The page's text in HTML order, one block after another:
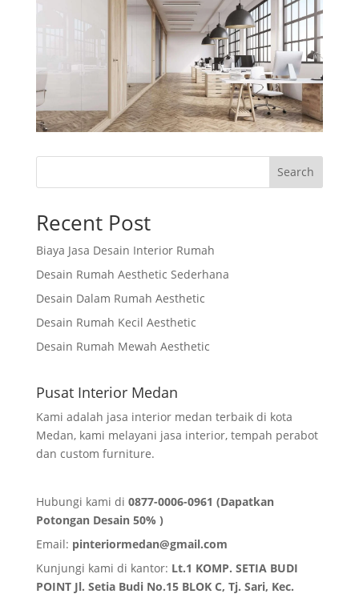
Search
Recent Post
Biaya Jasa Desain Interior Rumah
Desain Rumah Aesthetic Sederhana
Desain Dalam Rumah Aesthetic
Desain Rumah Kecil Aesthetic
Desain Rumah Mewah Aesthetic
Pusat Interior Medan
Kami adalah jasa interior medan terbaik di kota
Medan, kami melayani jasa interior, tempah perabot
dan custom furniture.
Hubungi kami di 0877-0006-0961 (Dapatkan
Potongan Desain 50% )
Email: pinteriormedan@gmail.com
Kunjungi kami di kantor: Lt.1 KOMP. SETIA BUDI
POINT Jl. Setia Budi No.15 BLOK C, Tj. Sari, Kec.